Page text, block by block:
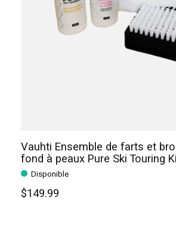
Vauhti Ensemble de farts et
fond à peaux Pure Ski Touring
Disponible
$149.99